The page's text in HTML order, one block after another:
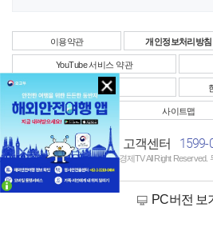
이용약관 개인정보처리방침
YouTube 서비스 약관
사업자정보
사이트맵
고객센터 1599-
Copyright © 한국경제TV All Right Reserved.
PC버전 보